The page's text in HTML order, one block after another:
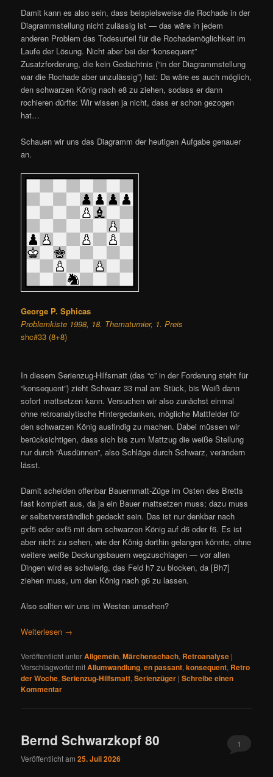
Damit kann es also sein, dass beispielsweise die Rochade in der
Diagrammstellung nicht zulässig ist — das wäre in jedem
anderen Problem das Todesurteil für die Rochademöglichkeit im
Laufe der Lösung. Nicht aber bei der “konsequent”
Zusatzforderung, die kein Gedächtnis (“in der Diagrammstellung
war die Rochade aber unzulässig”) hat: Da wäre es auch möglich,
den schwarzen König nach e8 zu ziehen, sodass er dann
rochieren dürfte: Wir wissen ja nicht, dass er schon gezogen
hat…
Schauen wir uns das Diagramm der heutigen Aufgabe genauer
an.
George P. Sphicas
Problemkiste 1998, 18. Thematurnier, 1. Preis
shc#33 (8+8)
In diesem Serienzug-Hilfsmatt (das “c” in der Forderung steht für
“konsequent”) zieht Schwarz 33 mal am Stück, bis Weiß dann
sofort mattsetzen kann. Versuchen wir also zunächst einmal
ohne retroanalytische Hintergedanken, mögliche Mattfelder für
den schwarzen König ausfindig zu machen. Dabei müssen wir
berücksichtigen, dass sich bis zum Mattzug die weiße Stellung
nur durch “Ausdünnen”, also Schläge durch Schwarz, verändern
lässt.
Damit scheiden offenbar Bauernmatt-Züge im Osten des Bretts
fast komplett aus, da ja ein Bauer mattsetzen muss; dazu muss
er selbstverständlich gedeckt sein. Das ist nur denkbar nach
gxf5 oder exf5 mit dem schwarzen König auf d6 oder f6. Es ist
aber nicht zu sehen, wie der König dorthin gelangen könnte, ohne
weitere weiße Deckungsbauern wegzuschlagen — vor allen
Dingen wird es schwierig, das Feld h7 zu blocken, da [Bh7]
ziehen muss, um den König nach g6 zu lassen.
Also sollten wir uns im Westen umsehen?
Weiterlesen →
Veröffentlicht unterAllgemein,Märchenschach, Retroanalyse |
Verschlagwortet mitAllumwandlung,en passant,konsequent, Retro
der Woche,Serienzug-Hilfsmatt,Serienzüger |Schreibe einen
Kommentar
Bernd Schwarzkopf 80
Veröffentlicht am25. Juli 2026
1